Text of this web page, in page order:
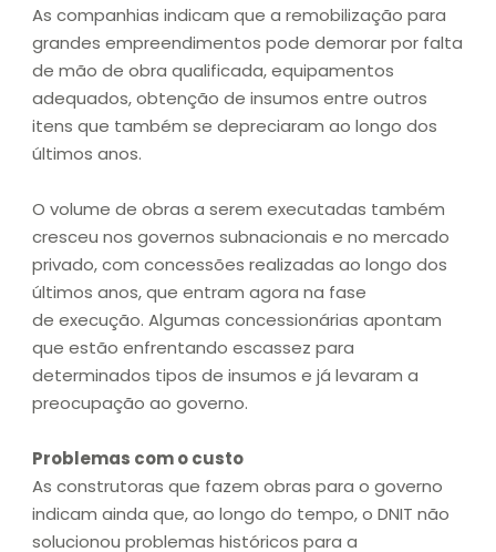
As companhias indicam que a remobilização para
grandes empreendimentos pode demorar por falta
de mão de obra qualificada, equipamentos
adequados, obtenção de insumos entre outros
itens que também se depreciaram ao longo dos
últimos anos.
O volume de obras a serem executadas também
cresceu nos governos subnacionais e no mercado
privado, com concessões realizadas ao longo dos
últimos anos, que entram agora na fase
de execução. Algumas concessionárias apontam
que estão enfrentando escassez para
determinados tipos de insumos e já levaram a
preocupação ao governo.
Problemas com o custo
As construtoras que fazem obras para o governo
indicam ainda que, ao longo do tempo, o DNIT não
solucionou problemas históricos para a